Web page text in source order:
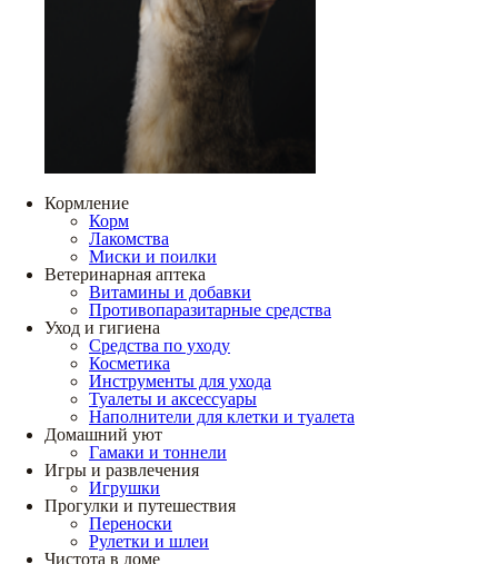
Кормление
Корм
Лакомства
Миски и поилки
Ветеринарная аптека
Витамины и добавки
Противопаразитарные средства
Уход и гигиена
Средства по уходу
Косметика
Инструменты для ухода
Туалеты и аксессуары
Наполнители для клетки и туалета
Домашний уют
Гамаки и тоннели
Игры и развлечения
Игрушки
Прогулки и путешествия
Переноски
Рулетки и шлеи
Чистота в доме